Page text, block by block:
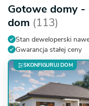
Gotowe domy -
dom (113)
Stan deweloperski
Gwarancja stałej ceny
SKONFIGURUJ DOM